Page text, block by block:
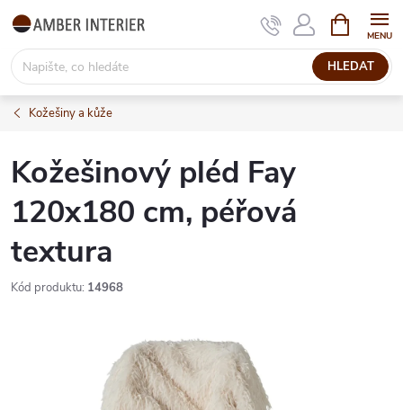
Přejít
obsah
HLEDAT
NÁKUPNÍ
KOŠÍK
Kožešiny a kůže
Kožešinový pléd Fay
120x180 cm, péřová
textura
Kód produktu: 14968